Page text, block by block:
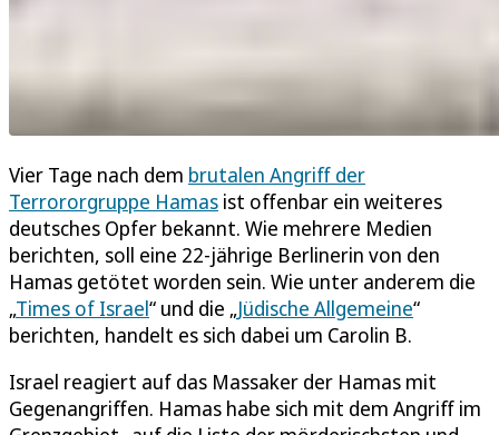
Vier Tage nach dem brutalen Angriff der
Terrororgruppe Hamas ist offenbar ein weiteres
deutsches Opfer bekannt. Wie mehrere Medien
berichten, soll eine 22-jährige Berlinerin von den
Hamas getötet worden sein. Wie unter anderem die
„Times of Israel“ und die „Jüdische Allgemeine“
berichten, handelt es sich dabei um Carolin B.
Israel reagiert auf das Massaker der Hamas mit
Gegenangriffen. Hamas habe sich mit dem Angriff im